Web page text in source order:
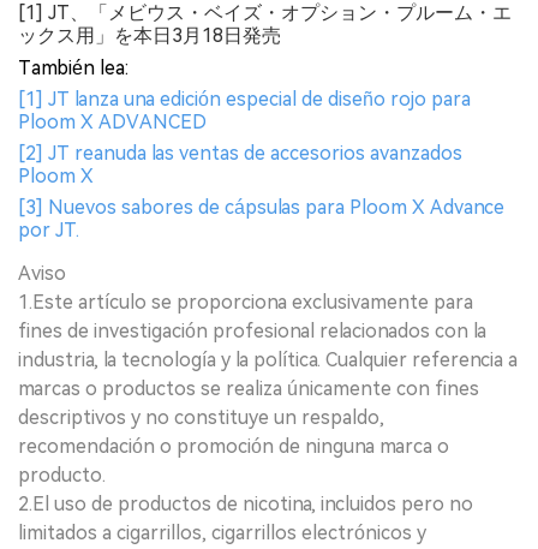
[1] JT、「メビウス・ベイズ・オプション・プルーム・エ
ックス用」を本日3月18日発売
También lea:
[1] JT lanza una edición especial de diseño rojo para
Ploom X ADVANCED
[2] JT reanuda las ventas de accesorios avanzados
Ploom X
[3] Nuevos sabores de cápsulas para Ploom X Advance
por JT.
Aviso
1.Este artículo se proporciona exclusivamente para
fines de investigación profesional relacionados con la
industria, la tecnología y la política. Cualquier referencia a
marcas o productos se realiza únicamente con fines
descriptivos y no constituye un respaldo,
recomendación o promoción de ninguna marca o
producto.
2.El uso de productos de nicotina, incluidos pero no
limitados a cigarrillos, cigarrillos electrónicos y